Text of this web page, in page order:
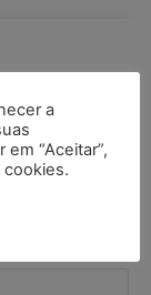
a
“Aceitar”,
cookies.